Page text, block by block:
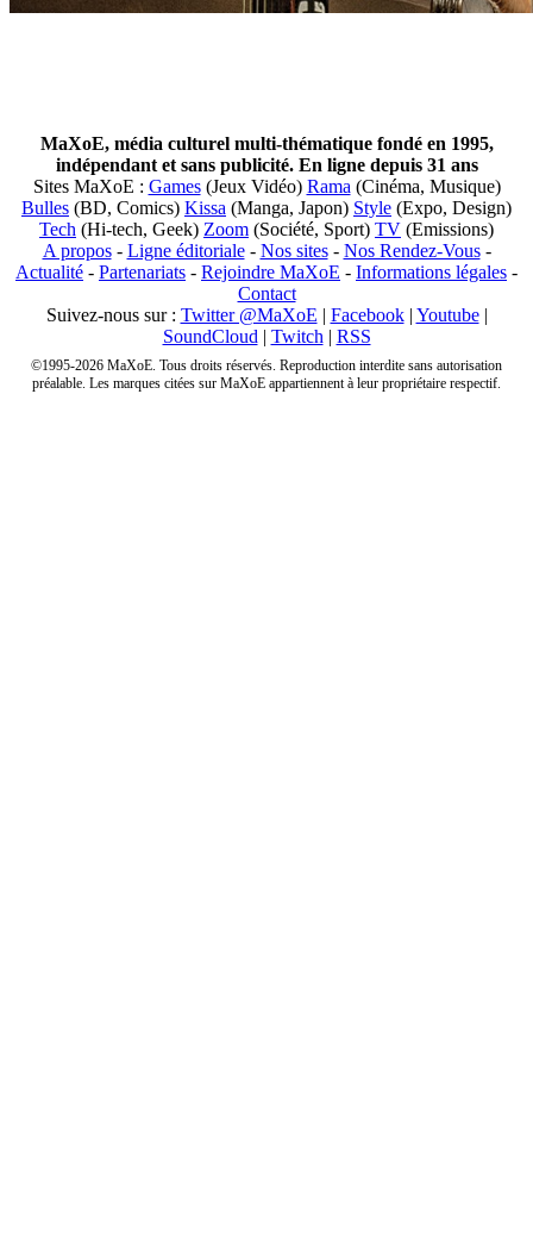
MaXoE, média culturel multi-thématique fondé en 1995,
indépendant et sans publicité. En ligne depuis 31 ans
Sites MaXoE : Games(Jeux Vidéo) Rama (Cinéma, Musique)
Bulles (BD, Comics) Kissa (Manga, Japon) Style (Expo, Design)
Tech (Hi-tech, Geek) Zoom (Société, Sport) TV (Emissions)
A propos- Ligne éditoriale- Nos sites- Nos Rendez-Vous-
Actualité - Partenariats - Rejoindre MaXoE - Informations légales -
Contact
Suivez-nous sur : Twitter @MaXoE | Facebook| Youtube|
SoundCloud | Twitch | RSS
©1995-2026 MaXoE. Tous droits réservés. Reproduction interdite sans autorisation
préalable. Les marques citées sur MaXoE appartiennent à leur propriétaire respectif.